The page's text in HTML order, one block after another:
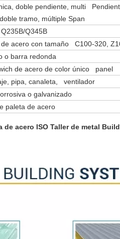
doble pendiente, multi
tramo, múltiple Span
Q345B
de acero con tamaño C100-320,
o barra redonda
de acero de color único panel
pipa, canaleta, ventilador
o galvanizado
paleta de acero
acero ISO Taller de metal